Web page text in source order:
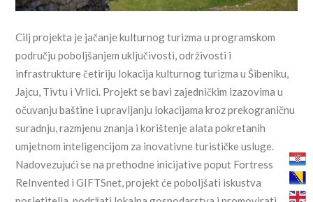
Cilj projekta je jačanje kulturnog turizma u programskom
području poboljšanjem uključivosti, održivosti i
infrastrukture četiriju lokacija kulturnog turizma u Šibeniku,
Jajcu, Tivtu i Vrlici. Projekt se bavi zajedničkim izazovima u
očuvanju baštine i upravljanju lokacijama kroz prekograničnu
suradnju, razmjenu znanja i korištenje alata pokretanih
umjetnom inteligencijom za inovativne turističke usluge.
Nadovezujući se na prethodne inicijative poput Fortress
ReInvented i GIFTSnet, projekt će poboljšati iskustva